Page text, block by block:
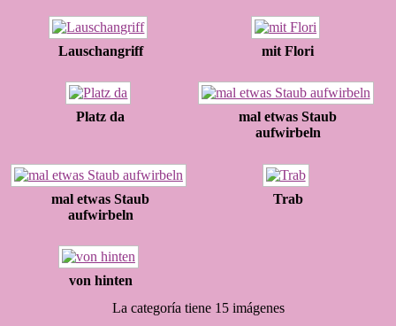
Lauschangriff mit Flori
Platz da
mal etwas Staub
aufwirbeln
mal etwas Staub
aufwirbeln
Trab
von hinten
La categoría tiene 15 imágenes